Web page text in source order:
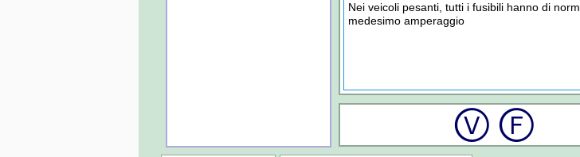
Nei veicoli pesanti, tutti i fusibili hanno di
medesimo amperaggio